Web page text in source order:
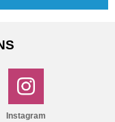
Instagram